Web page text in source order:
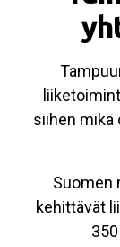
siihen mikä
Suomen
kehittävät